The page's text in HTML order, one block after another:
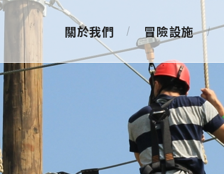
關於我們 冒險設施